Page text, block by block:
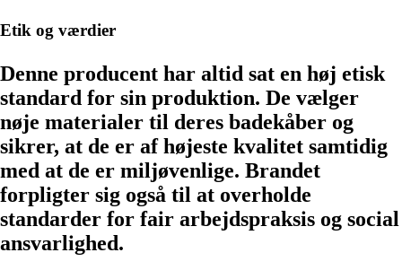
Etik og værdier
Denne producent har altid sat en høj etisk
standard for sin produktion. De vælger
nøje materialer til deres badekåber og
sikrer, at de er af højeste kvalitet samtidig
med at de er miljøvenlige. Brandet
forpligter sig også til at overholde
standarder for fair arbejdspraksis og social
ansvarlighed.